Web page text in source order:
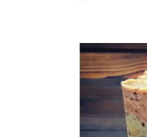
hvězdiček.